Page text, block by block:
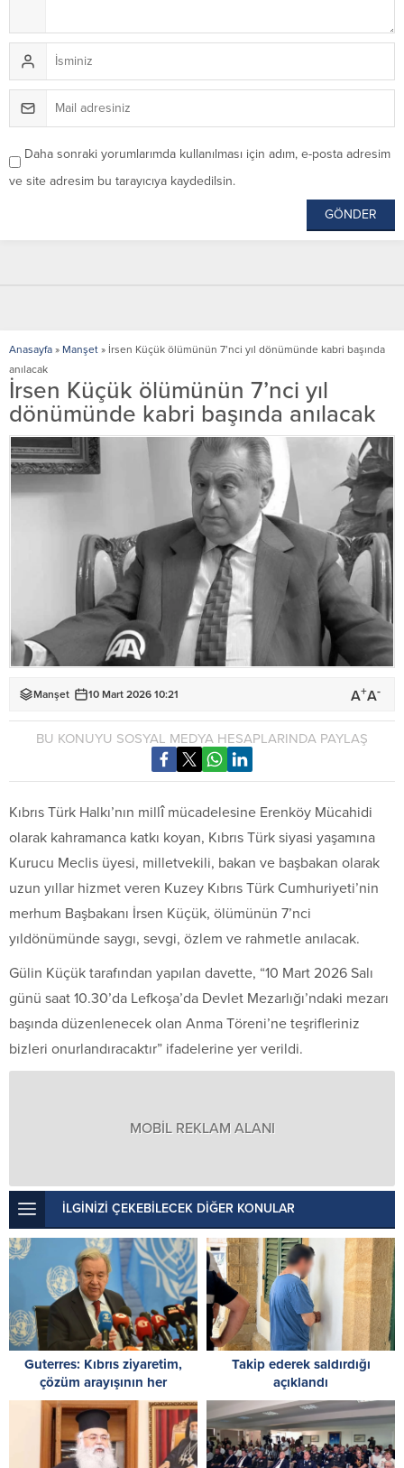
Daha sonraki yorumlarımda kullanılması için adım, e-posta adresim
ve site adresim bu tarayıcıya kaydedilsin.
Anasayfa » Manşet » İrsen Küçük ölümünün 7’nci yıl dönümünde kabri başında
anılacak
İrsen Küçük ölümünün 7’nci yıl
dönümünde kabri başında anılacak
Manşet 10 Mart 2026 10:21 A+A-
BU KONUYU SOSYAL MEDYA HESAPLARINDA PAYLAŞ
Kıbrıs Türk Halkı’nın millî mücadelesine Erenköy Mücahidi
olarak kahramanca katkı koyan, Kıbrıs Türk siyasi yaşamına
Kurucu Meclis üyesi, milletvekili, bakan ve başbakan olarak
uzun yıllar hizmet veren Kuzey Kıbrıs Türk Cumhuriyeti’nin
merhum Başbakanı İrsen Küçük, ölümünün 7’nci
yıldönümünde saygı, sevgi, özlem ve rahmetle anılacak.
Gülin Küçük tarafından yapılan davette, “10 Mart 2026 Salı
günü saat 10.30’da Lefkoşa’da Devlet Mezarlığı’ndaki mezarı
başında düzenlenecek olan Anma Töreni’ne teşrifleriniz
bizleri onurlandıracaktır” ifadelerine yer verildi.
MOBİL REKLAM ALANI
İLGİNİZİ ÇEKEBİLECEK DİĞER KONULAR
Guterres: Kıbrıs ziyaretim,
çözüm arayışının her
zamankinden daha acil
olduğunu gösterdi
Takip ederek saldırdığı
açıklandı